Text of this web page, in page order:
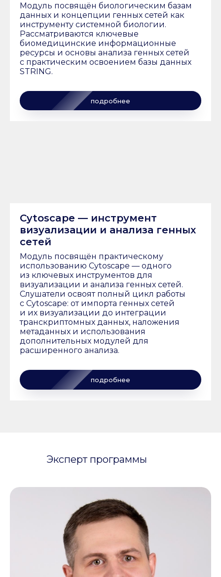
Модуль посвящён биологическим базам
данных и концепции генных сетей как
инструменту системной биологии.
Рассматриваются ключевые
биомедицинские информационные
ресурсы и основы анализа генных сетей
с практическим освоением базы данных
STRING.
подробнее
Cytoscape — инструмент
визуализации и анализа генных
сетей
Модуль посвящён практическому
использованию Cytoscape — одного
из ключевых инструментов для
визуализации и анализа генных сетей.
Слушатели освоят полный цикл работы
с Cytoscape: от импорта генных сетей
и их визуализации до интеграции
транскриптомных данных, наложения
метаданных и использования
дополнительных модулей для
расширенного анализа.
подробнее
Эксперт программы